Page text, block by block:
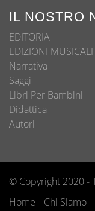
IL NOSTRO
EDITORIA
EDIZIONI MUSICALI
Narrativa
Saggi
Libri Per Bambini
Didattica
Autori
© Copyright 2020 -
Home
Chi Siamo